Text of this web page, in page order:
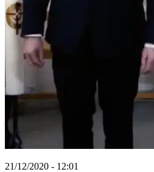
21/12/2020 - 12:01